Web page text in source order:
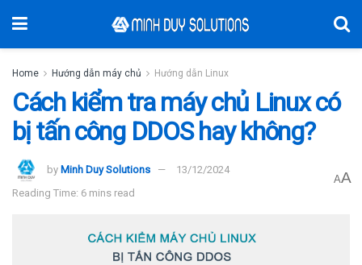
Home Hướng dẫn máy chủ Hướng dẫn Linux
Cách kiểm tra máy chủ Linux có
bị tấn công DDOS hay không?
by Minh Duy Solutions
13/12/2024
Reading Time: 6 mins read
AA